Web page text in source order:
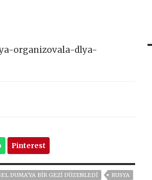
organizovala-dlya-
Pinterest
DUMA'YA BIR GEZI DÜZENLEDI
RUSYA